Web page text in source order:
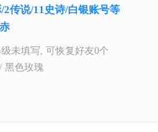
2传说/11史诗/白银账号等
未填写, 可恢复好友0个
黑色玫瑰